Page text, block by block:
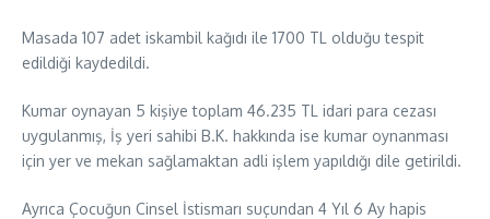
Masada 107 adet iskambil kağıdı ile 1700 TL olduğu tespit
edildiği kaydedildi.
Kumar oynayan 5 kişiye toplam 46.235 TL idari para cezası
uygulanmış, İş yeri sahibi B.K. hakkında ise kumar oynanması
için yer ve mekan sağlamaktan adli işlem yapıldığı dile getirildi.
Ayrıca Çocuğun Cinsel İstismarı suçundan 4 Yıl 6 Ay hapis